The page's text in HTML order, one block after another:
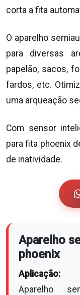
corta a fita
O aparelho
para diversas
papelão, sacos,
fardos, etc.
uma arqueação
Com sensor
para fita phoenix
de inatividade.
Aparelho
phoenix
Aplicação:
Aparelho